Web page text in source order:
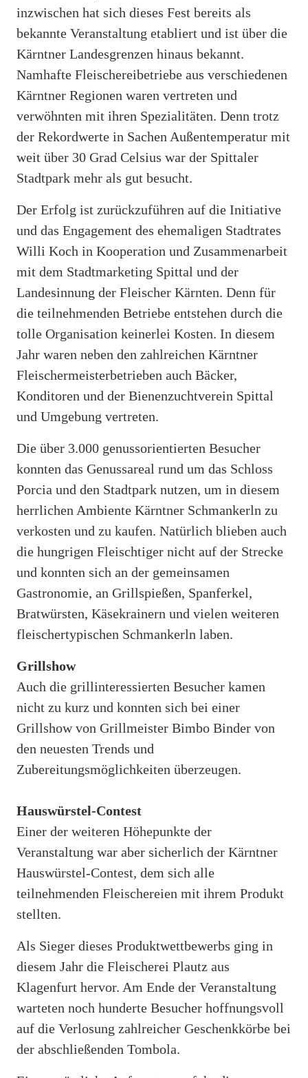
inzwischen hat sich dieses Fest bereits als
bekannte Veranstaltung etabliert und ist über die
Kärntner Landesgrenzen hinaus bekannt.
Namhafte Fleischereibetriebe aus verschiedenen
Kärntner Regionen waren vertreten und
verwöhnten mit ihren Spezialitäten. Denn trotz
der Rekordwerte in Sachen Außentemperatur mit
weit über 30 Grad Celsius war der Spittaler
Stadtpark mehr als gut besucht.
Der Erfolg ist zurückzuführen auf die Initiative
und das Engagement des ehemaligen Stadtrates
Willi Koch in Kooperation und Zusammenarbeit
mit dem Stadtmarketing Spittal und der
Landesinnung der Fleischer Kärnten. Denn für
die teilnehmenden Betriebe entstehen durch die
tolle Organisation keinerlei Kosten. In diesem
Jahr waren neben den zahlreichen Kärntner
Fleischermeisterbetrieben auch Bäcker,
Konditoren und der Bienenzuchtverein Spittal
und Umgebung vertreten.
Die über 3.000 genussorientierten Besucher
konnten das Genussareal rund um das Schloss
Porcia und den Stadtpark nutzen, um in diesem
herrlichen Ambiente Kärntner Schmankerln zu
verkosten und zu kaufen. Natürlich blieben auch
die hungrigen Fleischtiger nicht auf der Strecke
und konnten sich an der gemeinsamen
Gastronomie, an Grillspießen, Spanferkel,
Bratwürsten, Käsekrainern und vielen weiteren
fleischertypischen Schmankerln laben.
Grillshow
Auch die grillinteressierten Besucher kamen
nicht zu kurz und konnten sich bei einer
Grillshow von Grillmeister Bimbo Binder von
den neuesten Trends und
Zubereitungsmöglichkeiten überzeugen.
Hauswürstel-Contest
Einer der weiteren Höhepunkte der
Veranstaltung war aber sicherlich der Kärntner
Hauswürstel-Contest, dem sich alle
teilnehmenden Fleischereien mit ihrem Produkt
stellten.
Als Sieger dieses Produktwettbewerbs ging in
diesem Jahr die Fleischerei Plautz aus
Klagenfurt hervor. Am Ende der Veranstaltung
warteten noch hunderte Besucher hoffnungsvoll
auf die Verlosung zahlreicher Geschenkkörbe bei
der abschließenden Tombola.